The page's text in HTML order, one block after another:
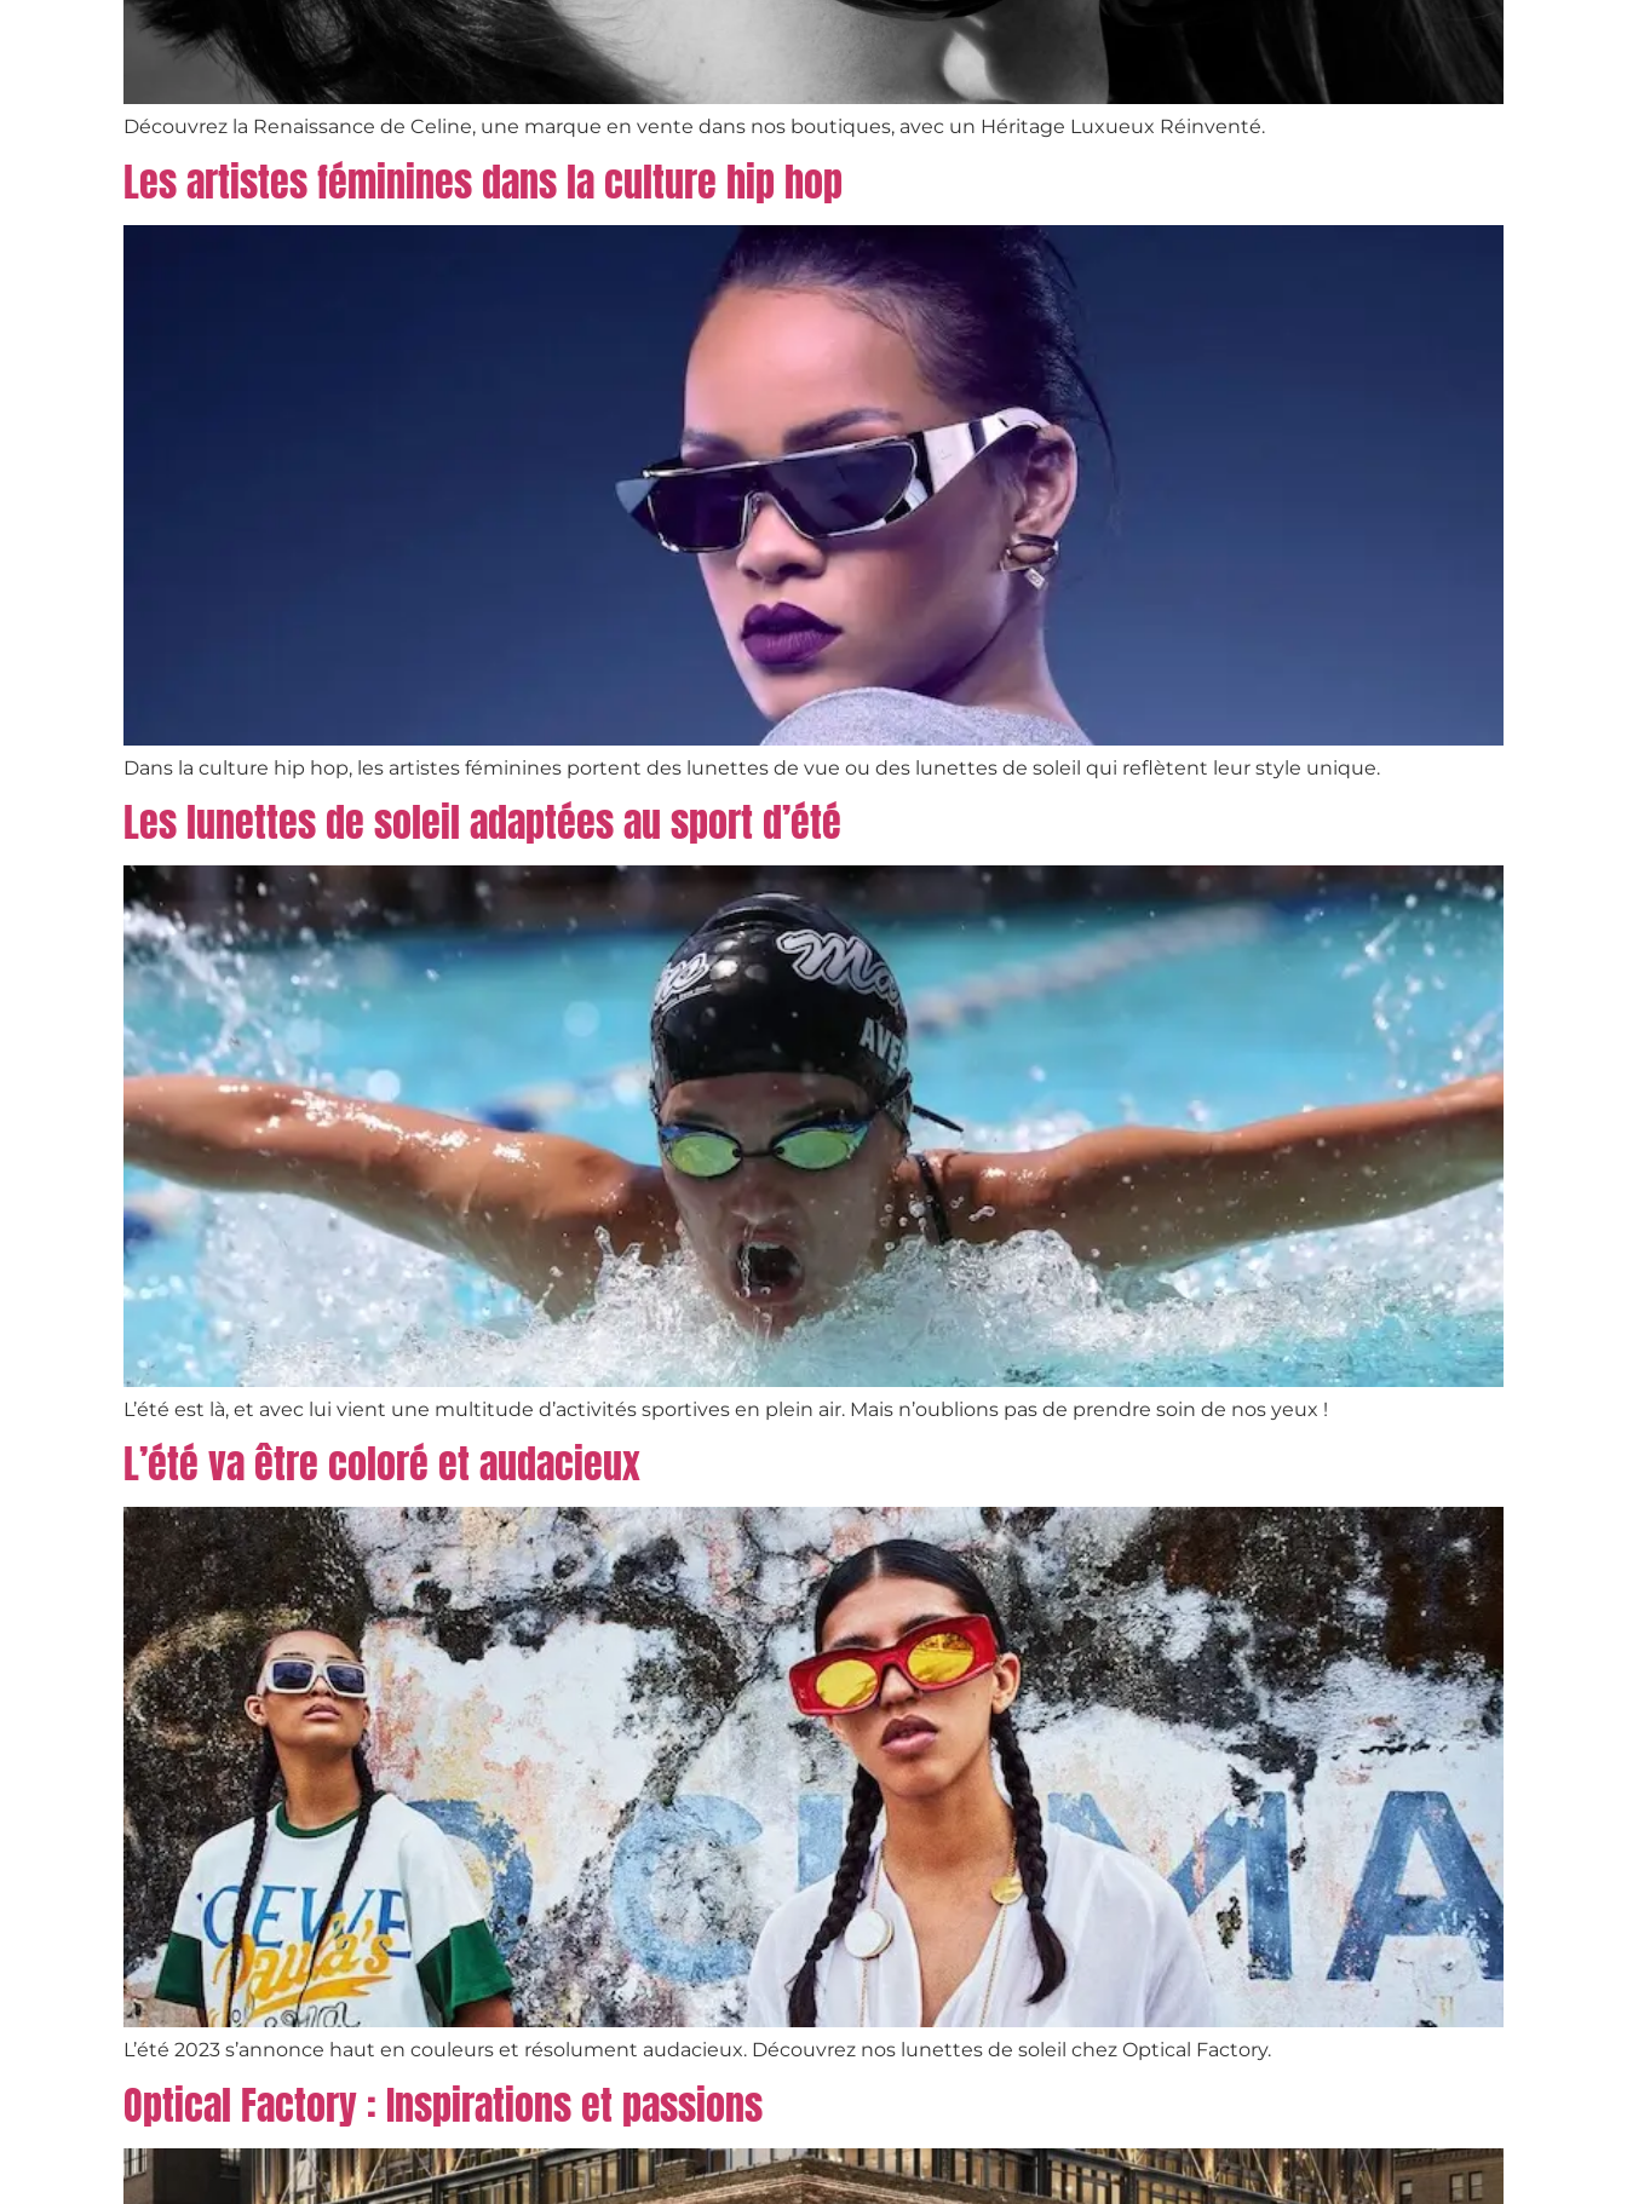
Découvrez la Renaissance de Celine, une marque en vente dans nos boutiques, avec un Héritage Luxueux Réinventé.
Les artistes féminines dans la culture hip hop
Dans la culture hip hop, les artistes féminines portent des lunettes de vue ou des lunettes de soleil qui reflètent leur style unique.
Les lunettes de soleil adaptées au sport d’été
L’été est là, et avec lui vient une multitude d’activités sportives en plein air. Mais n’oublions pas de prendre soin de nos yeux !
L’été va être coloré et audacieux
L’été 2023 s’annonce haut en couleurs et résolument audacieux. Découvrez nos lunettes de soleil chez Optical Factory.
Optical Factory : Inspirations et passions